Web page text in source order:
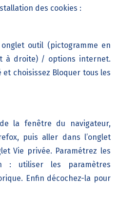
des cookies :
outil (pictogramme en
à droite) / options internet.
choisissez Bloquer tous les
la fenêtre du navigateur,
puis aller dans l’onglet
Vie privée. Paramétrez les
: utiliser les paramètres
Enfin décochez-la pour